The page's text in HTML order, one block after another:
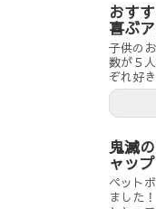
おす
喜ぶ
子供の
数が５
ぞれ好
鬼滅
ャッ
ペット
ました